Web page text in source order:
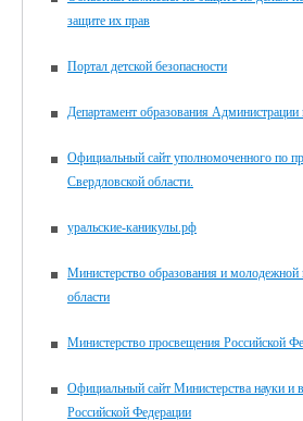
защите их прав
Портал детской безопасности
Департамент образования Администрации
Официальный сайт уполномоченного по
Свердловской области.
уральские-каникулы.рф
Министерство образования и молодежной
области
Министерство просвещения Российской
Официальный сайт Министерства науки и
Российской Федерации